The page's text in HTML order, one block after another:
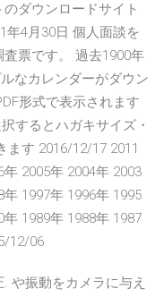
ダウンロードサイト
年4月30日 個人面談を
票です。 過去1900年
なカレンダーがダウン
形式で表示されます
するとハガキサイズ・
ます 2016/12/17 2011
2005年 2004年 2003
1997年 1996年 1995
1989年 1988年 1987
12/06
や振動をカメラに与え